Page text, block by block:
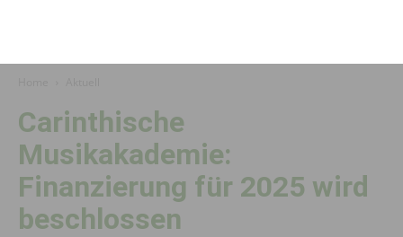
Carinthische
Musikakademie:
Finanzierung für 2025 wird
beschlossen